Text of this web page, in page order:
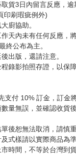
同意才請下標，下標
書服務，請另尋其他
單內所有商品到齊後一
意圖，請以實品為主
貨3日內留言反應，逾
刷瑕疵例外)
廚協助。
天內未有任何反應，
終公布為主。
出版，還請注意。